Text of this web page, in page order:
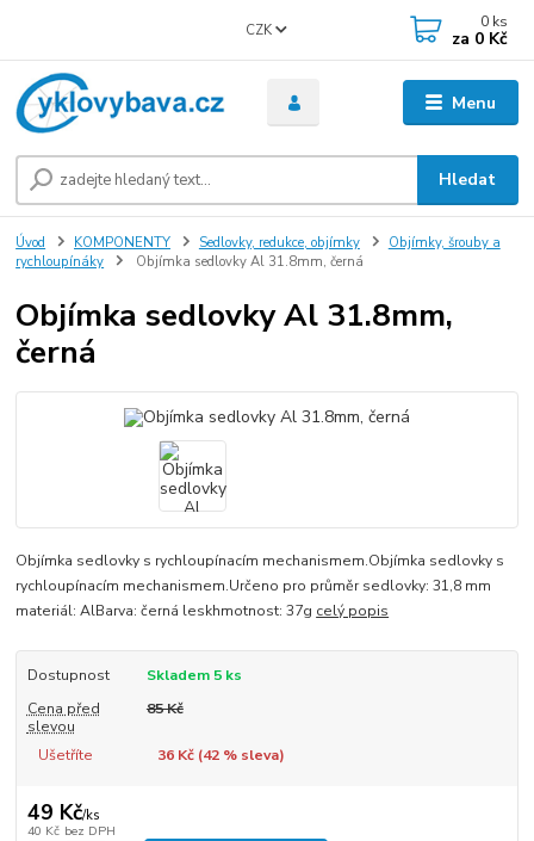
Menu
CZK
Hledat
0 ks
za 0 Kč
Úvod KOMPONENTY Sedlovky, redukce, objímky
Objímky, šrouby a
rychloupínáky
Objímka sedlovky Al 31.8mm, černá
Objímka sedlovky Al 31.8mm,
černá
Objímka sedlovky s rychloupínacím mechanismem.Objímka sedlovky s
rychloupínacím mechanismem.Určeno pro průměr sedlovky: 31,8 mm
materiál: AlBarva: černá leskhmotnost: 37g celý popis
Dostupnost
Skladem 5 ks
Cena před
slevou
85 Kč
Ušetříte 36 Kč (42% sleva)
49 Kč/ks
40 Kč bez DPH